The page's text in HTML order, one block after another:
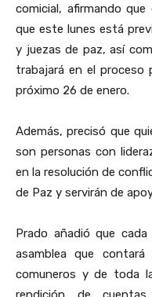
comicial, afirmando
que este lunes está
y juezas de paz, así
trabajará en el proceso
próximo 26 de enero.
Además, precisó que
son personas con
en la resolución de
de Paz y servirán de
Prado añadió que
asamblea que
comuneros y de toda